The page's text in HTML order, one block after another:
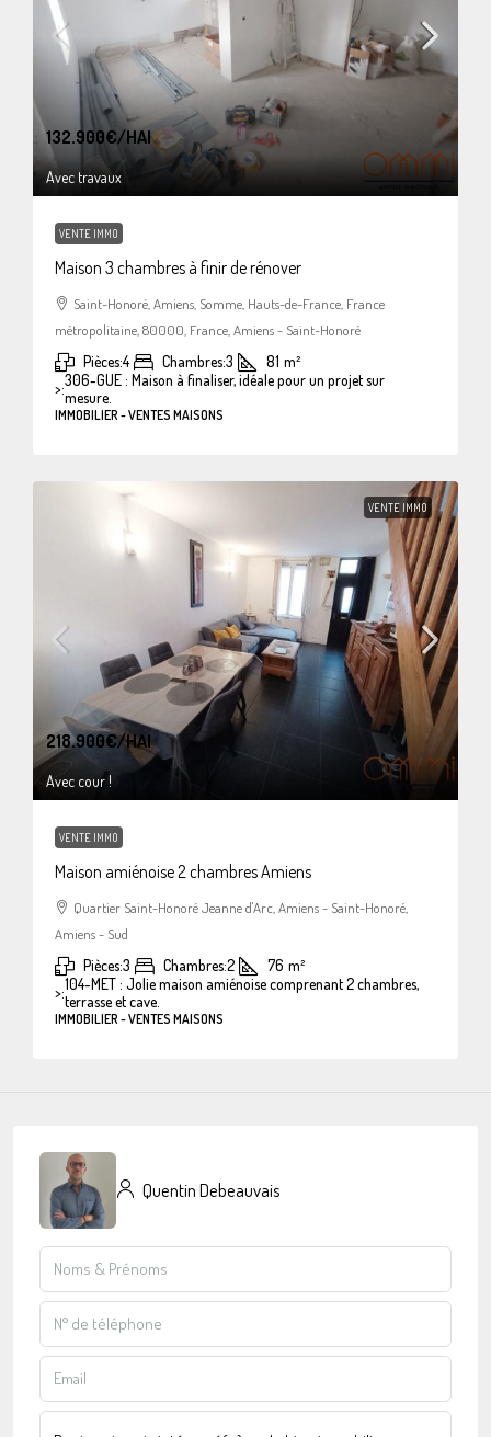
132.900€/HAI
Avec travaux
VENTE IMMO
Maison 3 chambres à finir de rénover
Saint-Honoré, Amiens, Somme, Hauts-de-France, France
métropolitaine, 80000, France, Amiens - Saint-Honoré
Pièces:4 Chambres:3 81 m²
>:306-GUE : Maison à finaliser, idéale pour un projet sur
mesure.
IMMOBILIER - VENTES MAISONS
VENTE IMMO
218.900€/HAI
Avec cour !
VENTE IMMO
Maison amiénoise 2 chambres Amiens
Quartier Saint-Honoré Jeanne d'Arc, Amiens - Saint-Honoré,
Amiens - Sud
Pièces:3 Chambres:2 76 m²
>:104-MET : Jolie maison amiénoise comprenant 2 chambres,
terrasse et cave.
IMMOBILIER - VENTES MAISONS
Quentin Debeauvais